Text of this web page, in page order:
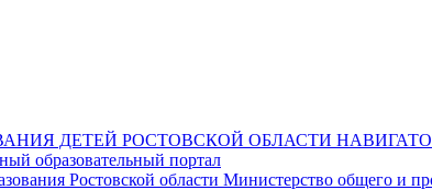
образовательный портал
Министерство общего и